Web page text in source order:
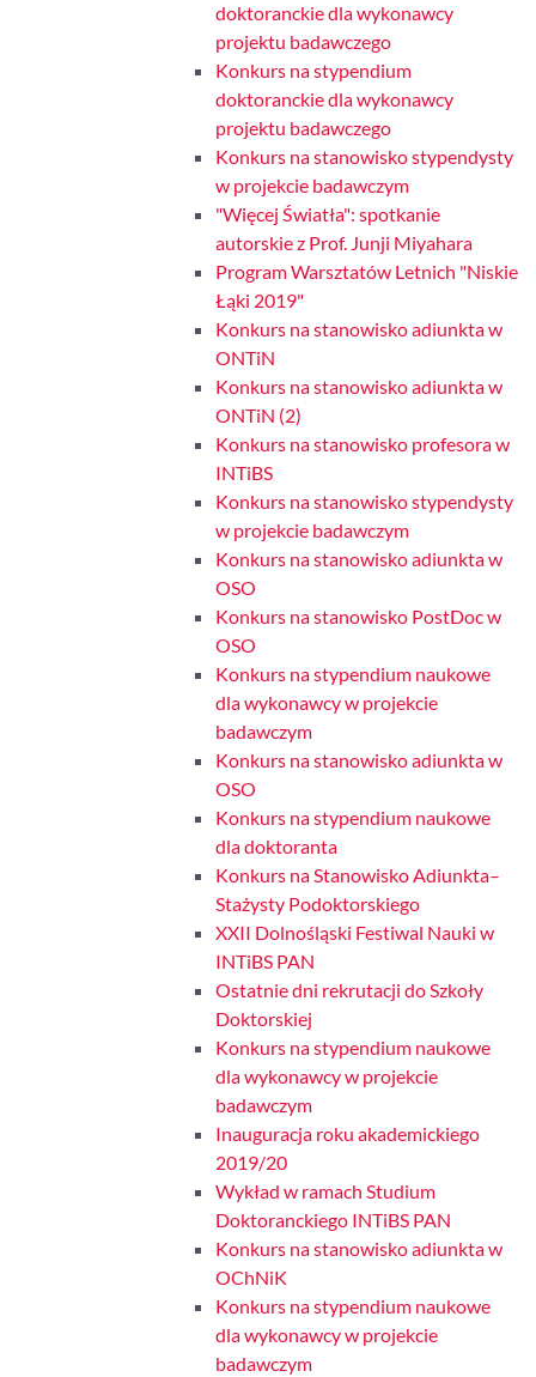
doktoranckie dla wykonawcy
projektu badawczego
Konkurs na stypendium
doktoranckie dla wykonawcy
projektu badawczego
Konkurs na stanowisko stypendysty
w projekcie badawczym
"Więcej Światła": spotkanie
autorskie z Prof. Junji Miyahara
Program Warsztatów Letnich "Niskie
Łąki 2019"
Konkurs na stanowisko adiunkta w
ONTiN
Konkurs na stanowisko adiunkta w
ONTiN (2)
Konkurs na stanowisko profesora w
INTiBS
Konkurs na stanowisko stypendysty
w projekcie badawczym
Konkurs na stanowisko adiunkta w
OSO
Konkurs na stanowisko PostDoc w
OSO
Konkurs na stypendium naukowe
dla wykonawcy w projekcie
badawczym
Konkurs na stanowisko adiunkta w
OSO
Konkurs na stypendium naukowe
dla doktoranta
Konkurs na Stanowisko Adiunkta–
Stażysty Podoktorskiego
XXII Dolnośląski Festiwal Nauki w
INTiBS PAN
Ostatnie dni rekrutacji do Szkoły
Doktorskiej
Konkurs na stypendium naukowe
dla wykonawcy w projekcie
badawczym
Inauguracja roku akademickiego
2019/20
Wykład w ramach Studium
Doktoranckiego INTiBS PAN
Konkurs na stanowisko adiunkta w
OChNiK
Konkurs na stypendium naukowe
dla wykonawcy w projekcie
badawczym